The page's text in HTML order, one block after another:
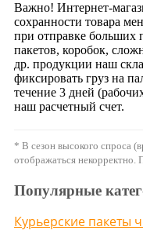
Важно! Интернет-
сохранности товара
при отправке больших
пакетов, коробок,
др. продукции наш
фиксировать груз на
течение 3 дней
наш расчетный счет.
* В сезон высокого спроса
отображаться некорректно.
Популярные
Курьерские пакеты